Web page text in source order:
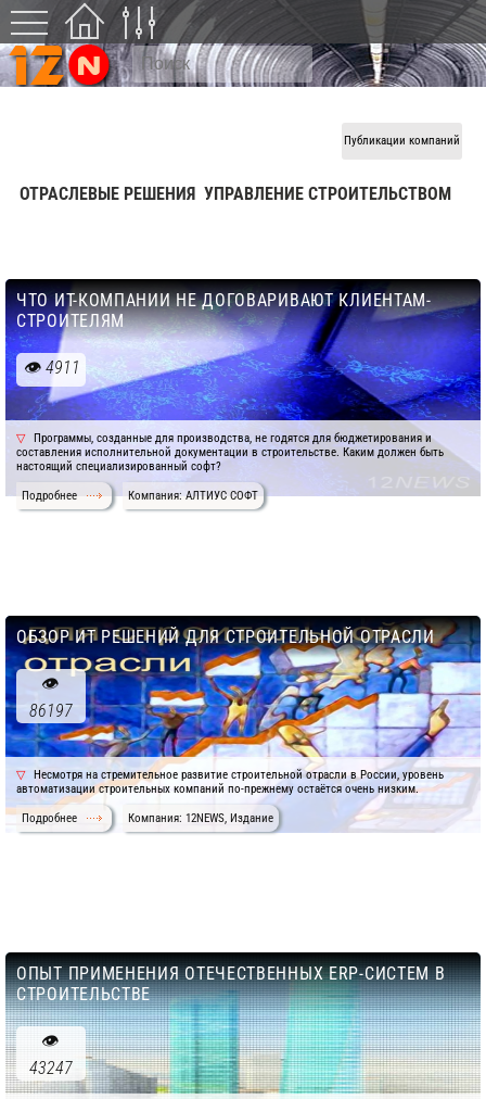
Публикации компаний
ОТРАСЛЕВЫЕ РЕШЕНИЯ УПРАВЛЕНИЕ СТРОИТЕЛЬСТВОМ
ЧТО ИТ-КОМПАНИИ НЕ ДОГОВАРИВАЮТ КЛИЕНТАМ-
СТРОИТЕЛЯМ
4911
Программы, созданные для производства, не годятся для бюджетирования и
составления исполнительной документации в строительстве. Каким должен быть
настоящий специализированный софт?
Подробнее Компания: АЛТИУС СОФТ
ОБЗОР ИТ РЕШЕНИЙ ДЛЯ СТРОИТЕЛЬНОЙ ОТРАСЛИ
86197
Несмотря на стремительное развитие строительной отрасли в России, уровень
автоматизации строительных компаний по-прежнему остаётся очень низким.
Подробнее Компания: 12NEWS, Издание
ОПЫТ ПРИМЕНЕНИЯ ОТЕЧЕСТВЕННЫХ ERP-СИСТЕМ В
СТРОИТЕЛЬСТВЕ
43247